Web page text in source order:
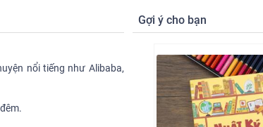
nổi tiếng như Alibaba,
Gợi ý cho bạn